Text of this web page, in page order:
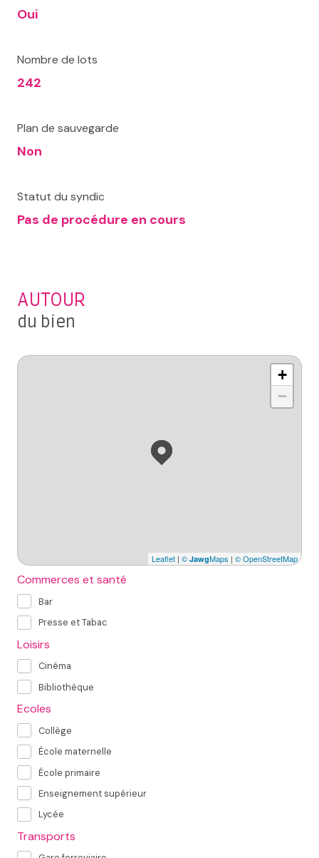
Oui
Nombre de lots
242
Plan de sauvegarde
Non
Statut du syndic
Pas de procédure en cours
AUTOUR
du bien
+
−
Leaflet | © JawgMaps | © OpenStreetMap
Commerces et santé
Bar
Presse et Tabac
Loisirs
Cinéma
Bibliothèque
Ecoles
Collège
École maternelle
École primaire
Enseignement supérieur
Lycée
Transports